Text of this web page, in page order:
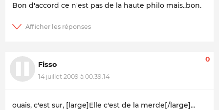
Bon d'accord ce n'est pas de la haute philo mais..bon.
Fisso
14 juillet 2009 à 00:39:14
0
ouais, c'est sur, [large]Elle c'est de la merde[/large]...